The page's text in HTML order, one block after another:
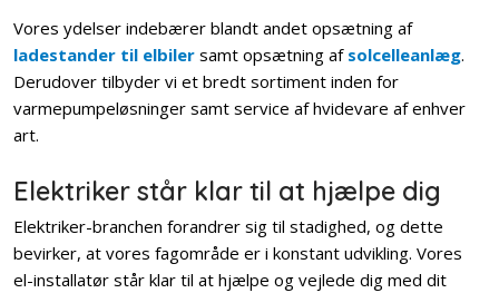
Vores ydelser indebærer blandt andet opsætning af
ladestander til elbilersamt opsætning af solcelleanlæg.
Derudover tilbyder vi et bredt sortiment inden for
varmepumpeløsninger samt service af hvidevare af enhver
art.
Elektriker står klar til at hjælpe dig
Elektriker-branchen forandrer sig til stadighed, og dette
bevirker, at vores fagområde er i konstant udvikling. Vores
el-installatør står klar til at hjælpe og vejlede dig med dit